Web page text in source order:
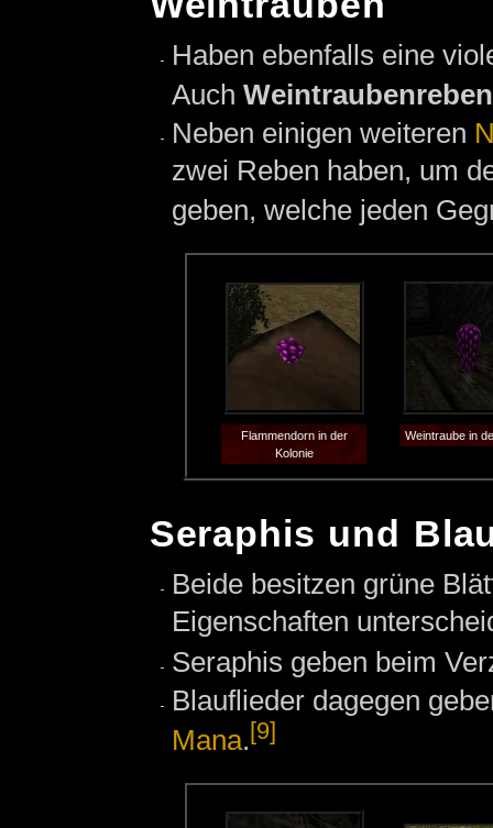
Haben ebenfalls eine
Auch Weintraubenreben
Neben einigen weiteren
zwei Reben haben, um
geben, welche jeden
Flammendorn in der
Kolonie
Weintraube in
Seraphis und
Beide besitzen grüne
Eigenschaften
Seraphis geben beim
Blauflieder dagegen
Mana.[9]